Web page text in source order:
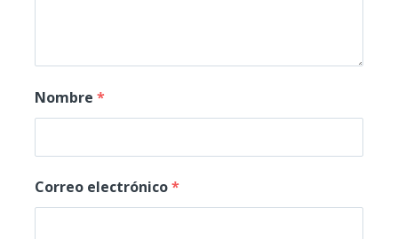
Nombre *
Correo electrónico*